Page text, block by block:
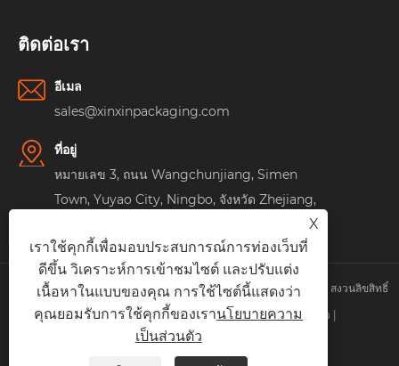
ติดต่อเรา
อีเมล
sales@xinxinpackaging.com
ที่อยู่
หมายเลข 3, ถนน Wangchunjiang, Simen
Town, Yuyao City, Ningbo, จังหวัด Zhejiang,
ลิขสิทธิ์© 2025 Ningbo Xinxin Cosmetics Packaging Co. , Ltd. สงวนลิขสิทธิ์
Links | Sitemap | RSS | XML | นโยบายความเป็นส่วนตัว
X
เราใช้คุกกี้เพื่อมอบประสบการณ์การท่องเว็บที่
ดีขึ้น วิเคราะห์การเข้าชมไซต์ และปรับแต่ง
เนื้อหาในแบบของคุณ การใช้ไซต์นี้แสดงว่า
คุณยอมรับการใช้คุกกี้ของเรานโยบายความ
เป็นส่วนตัว